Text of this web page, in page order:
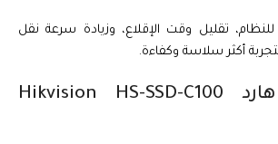
تقليل وقت الإقلاع، وزيادة سرعة نقل
أكثر سلاسة وكفاءة.
لماذا تختار هارد Hikvision HS-SSD-C100